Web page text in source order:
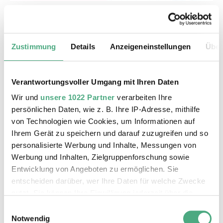
Zustimmung Details Anzeigeneinstellungen
Verantwortungsvoller Umgang mit Ihren Daten
Wir und unsere 1022 Partner verarbeiten Ihre
persönlichen Daten, wie z. B. Ihre IP-Adresse, mithilfe
von Technologien wie Cookies, um Informationen auf
Ihrem Gerät zu speichern und darauf zuzugreifen und so
personalisierte Werbung und Inhalte, Messungen von
Werbung und Inhalten, Zielgruppenforschung sowie
Entwicklung von Angeboten zu ermöglichen. Sie
entscheiden darüber, wer Ihre Daten für welche Zwecke
Trigger Symbol ändern oder widerrufen
Notwendig
ÖFFENTLICHE FÜHRUNG
Der Erzschrägaufzug der Völklinger Hütte mit
Copyright: Weltkulturerbe Völklinger Hütte | Karl
©
Das Weltkulturerbe Völklinger Hütte